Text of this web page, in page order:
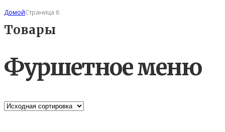
ДомойСтраница 6
Товары
Фуршетное меню